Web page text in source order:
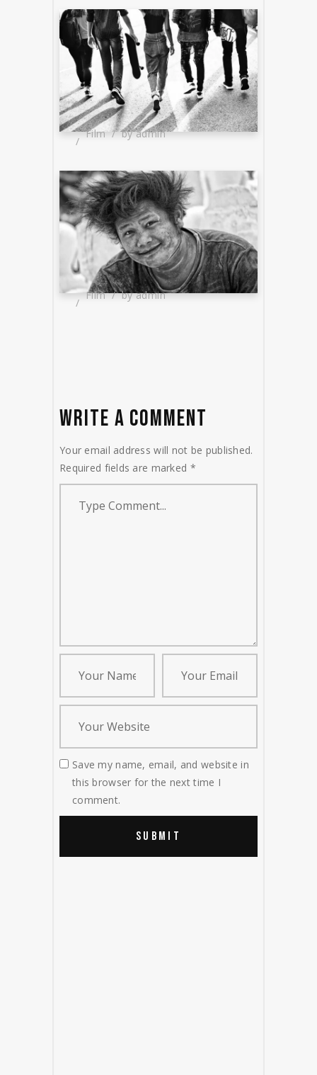
Film by admin
Film by admin
WRITE A COMMENT
Your email address will not be published.
Required fields are marked *
Save my name, email, and website in
this browser for the next time I
comment.